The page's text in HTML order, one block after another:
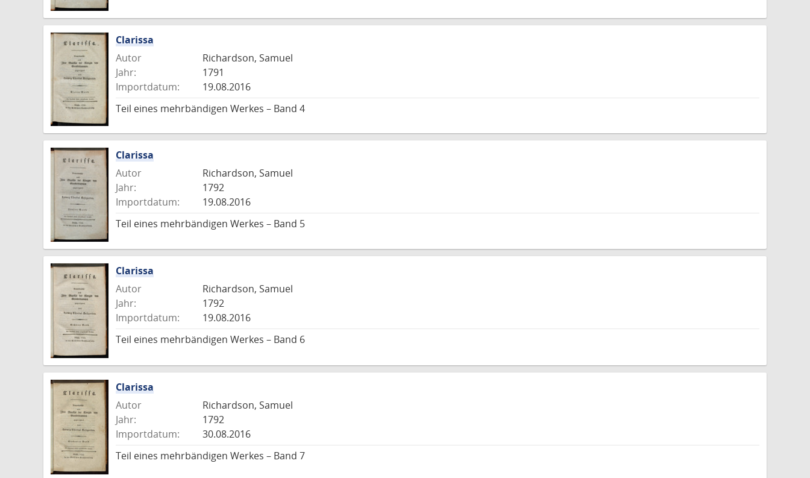
Clarissa
Autor
Richardson, Samuel
Jahr:
1791
Importdatum:
19.08.2016
Teil eines mehrbändigen Werkes – Band 4
Clarissa
Autor
Richardson, Samuel
Jahr:
1792
Importdatum:
19.08.2016
Teil eines mehrbändigen Werkes – Band 5
Clarissa
Autor
Richardson, Samuel
Jahr:
1792
Importdatum:
19.08.2016
Teil eines mehrbändigen Werkes – Band 6
Clarissa
Autor
Richardson, Samuel
Jahr:
1792
Importdatum:
30.08.2016
Teil eines mehrbändigen Werkes – Band 7